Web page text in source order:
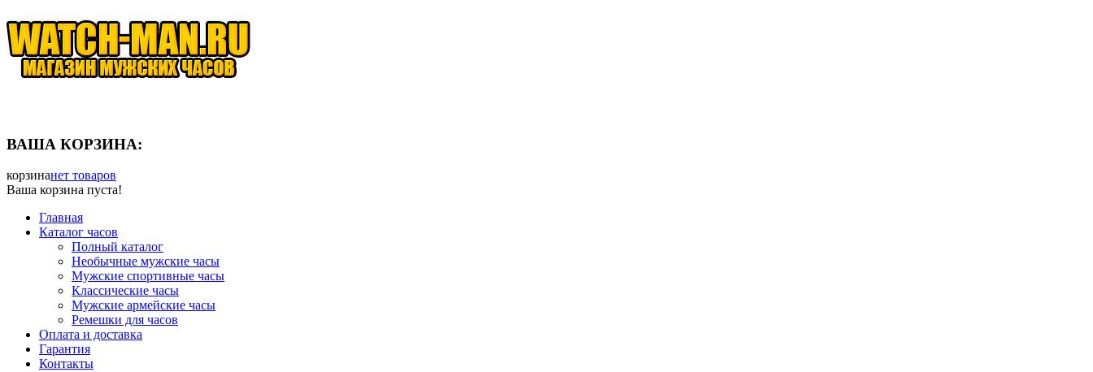
ВАША КОРЗИНА:
корзинанет товаров
Ваша корзина пуста!
Главная
Каталог часов
Полный каталог
Необычные мужские часы
Мужские спортивные часы
Классические часы
Мужские армейские часы
Ремешки для часов
Оплата и доставка
Гарантия
Контакты